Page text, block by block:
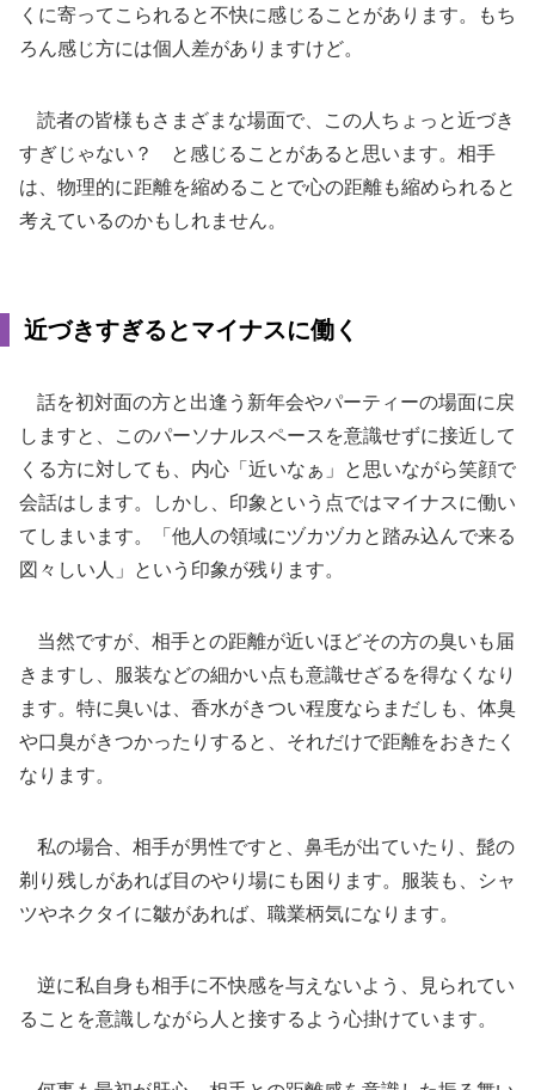
くに寄ってこられると不快に感じることがあります。もち
ろん感じ方には個人差がありますけど。
読者の皆様もさまざまな場面で、この人ちょっと近づき
すぎじゃない？ と感じることがあると思います。相手
は、物理的に距離を縮めることで心の距離も縮められると
考えているのかもしれません。
近づきすぎるとマイナスに働く
話を初対面の方と出逢う新年会やパーティーの場面に戻
しますと、このパーソナルスペースを意識せずに接近して
くる方に対しても、内心「近いなぁ」と思いながら笑顔で
会話はします。しかし、印象という点ではマイナスに働い
てしまいます。「他人の領域にヅカヅカと踏み込んで来る
図々しい人」という印象が残ります。
当然ですが、相手との距離が近いほどその方の臭いも届
きますし、服装などの細かい点も意識せざるを得なくなり
ます。特に臭いは、香水がきつい程度ならまだしも、体臭
や口臭がきつかったりすると、それだけで距離をおきたく
なります。
私の場合、相手が男性ですと、鼻毛が出ていたり、髭の
剃り残しがあれば目のやり場にも困ります。服装も、シャ
ツやネクタイに皺があれば、職業柄気になります。
逆に私自身も相手に不快感を与えないよう、見られてい
ることを意識しながら人と接するよう心掛けています。